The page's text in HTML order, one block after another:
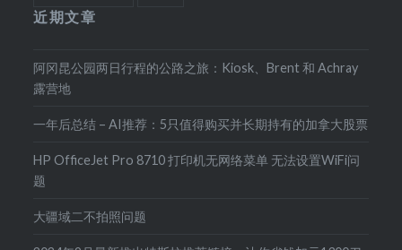
近期文章
阿冈昆公园两日行程的公路之旅：Kiosk、Brent 和 Achray
露营地
一年后总结 – AI推荐：5只值得购买并长期持有的加拿大股票
HP OfficeJet Pro 8710 打印机无网络菜单 无法设置WiFi问
题
大疆域二不拍照问题